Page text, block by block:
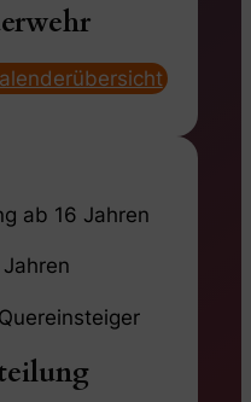
ab 16 Jahren